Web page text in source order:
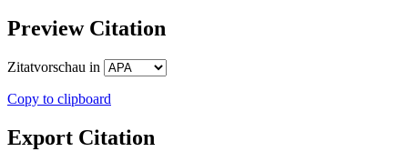
Preview Citation
Zitatvorschau in
Copy to clipboard
Export Citation